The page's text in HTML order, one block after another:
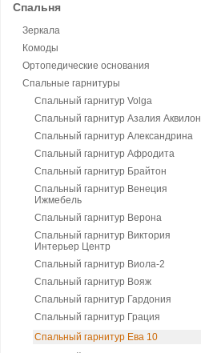
Спальня
Зеркала
Комоды
Ортопедические основания
Спальные гарнитуры
Спальный гарнитур Volga
Спальный гарнитур Азалия Аквилон
Спальный гарнитур Александрина
Спальный гарнитур Афродита
Спальный гарнитур Брайтон
Спальный гарнитур Венеция
Ижмебель
Спальный гарнитур Верона
Спальный гарнитур Виктория
Интерьер Центр
Спальный гарнитур Виола-2
Спальный гарнитур Вояж
Спальный гарнитур Гардония
Спальный гарнитур Грация
Спальный гарнитур Ева 10